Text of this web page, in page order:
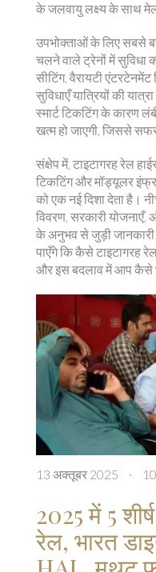
के जलवायु लक्ष्य के साथ
उपभोक्ताओं के लिए सबसे
चलने वाले ट्रेनों में सुविधा
सीटिंग, वैरायटी
सुविधाएँ यात्रियों की
स्मार्ट टिकटिंग के कारण
खत्म हो जाएगी, जिससे
संक्षेप में, टाइटागरह रेल
टिकटिंग और मॉड्यूलर
को एक नई दिशा देता है।
विवरण, सरकारी योजनाएँ,
के अनुभव से जुड़ी
पाएँगे कि कैसे टाइटागरह
और इस बदलाव में आप कैसे
13 अक्तूबर 2025 ·
2025 में 5
रेल, भारत